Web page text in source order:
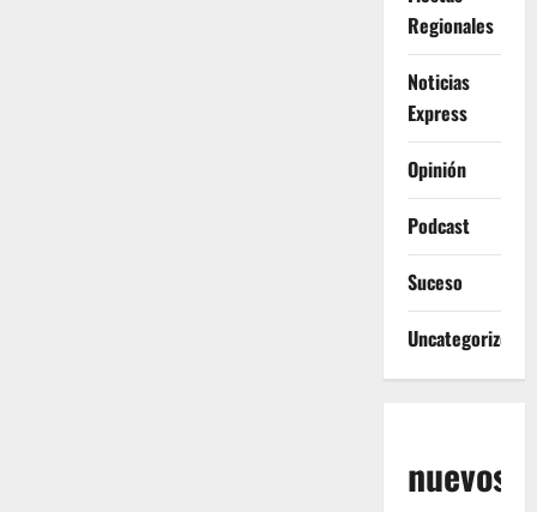
Regionales
Noticias
Express
Opinión
Podcast
Suceso
Uncategorized
nuevos